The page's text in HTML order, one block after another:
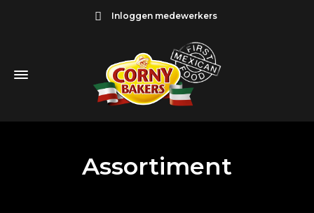
Inloggen medewerkers
Assortiment